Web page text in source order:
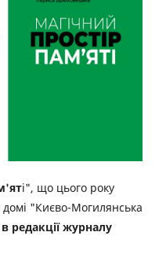
і", що цього року
"Києво-Могилянська
редакції журналу